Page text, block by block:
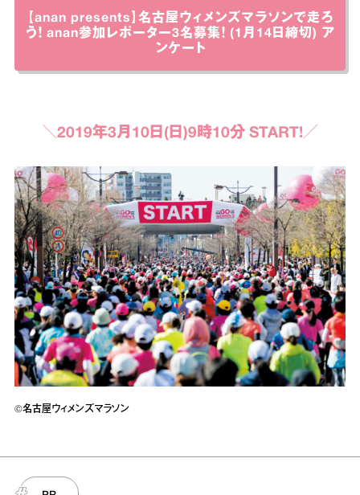
【anan presents】名古屋ウィメンズマラソンで走ろ
う！ anan参加レポーター3名募集！ (1月14日締切) ア
ンケート
＼2019年3月10日(日)9時10分 START!／
©名古屋ウィメンズマラソン